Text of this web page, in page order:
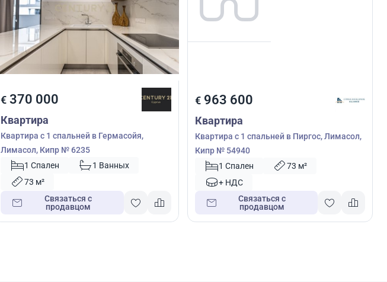
€ 370 000
Квартира
Квартира с 1 спальней в Гермасойя,
Лимасол, Кипр № 6235
1 Спален
1 Ванных
73 м²
Связаться с
продавцом
€963 600
Квартира
Квартира с 1 спальней в Пиргос, Лимасол,
Кипр № 54940
1 Спален
73 м²
+ НДС
Связаться с
продавцом